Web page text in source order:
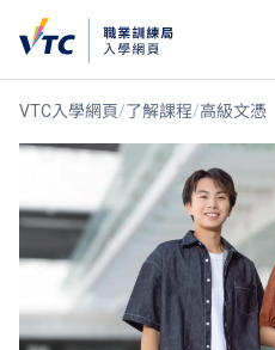
VTC入學網頁 了解課程 高級文憑